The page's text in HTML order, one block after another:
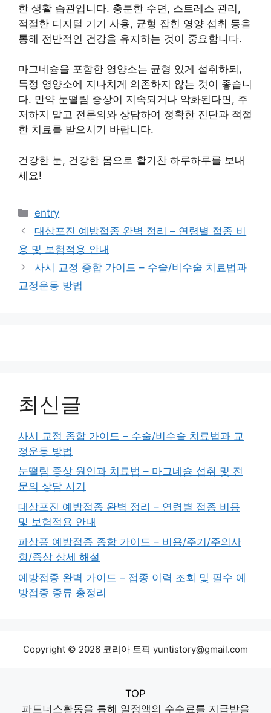
한 생활 습관입니다. 충분한 수면, 스트레스 관리,
적절한 디지털 기기 사용, 균형 잡힌 영양 섭취 등을
통해 전반적인 건강을 유지하는 것이 중요합니다.
마그네슘을 포함한 영양소는 균형 있게 섭취하되,
특정 영양소에 지나치게 의존하지 않는 것이 좋습니
다. 만약 눈떨림 증상이 지속되거나 악화된다면, 주
저하지 말고 전문의와 상담하여 정확한 진단과 적절
한 치료를 받으시기 바랍니다.
건강한 눈, 건강한 몸으로 활기찬 하루하루를 보내
세요!
카
테
고
리
entry
대상포진 예방접종 완벽 정리 – 연령별 접종 비
용 및 보험적용 안내
사시 교정 종합 가이드 – 수술/비수술 치료법과
교정운동 방법
최신글
사시 교정 종합 가이드 – 수술/비수술 치료법과 교
정운동 방법
눈떨림 증상 원인과 치료법 – 마그네슘 섭취 및 전
문의 상담 시기
대상포진 예방접종 완벽 정리 – 연령별 접종 비용
및 보험적용 안내
파상풍 예방접종 종합 가이드 – 비용/주기/주의사
항/증상 상세 해설
예방접종 완벽 가이드 – 접종 이력 조회 및 필수 예
방접종 종류 총정리
Copyright © 2026 코리아 토픽 yuntistory@gmail.com
TOP
파트너스활동을 통해 일정액의 수수료를 지급받을